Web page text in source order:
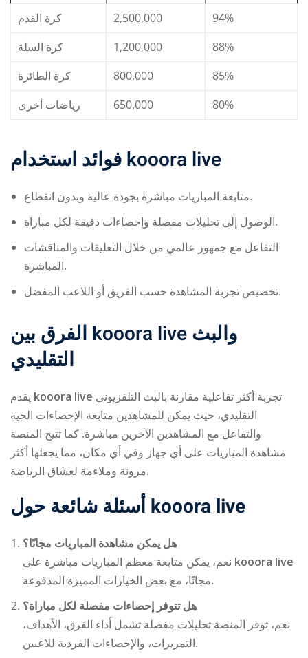
كرة القدم
2,500,000
94%
كرة السلة
1,200,000
88%
كرة الطائرة
800,000
85%
رياضات أخرى
650,000 80%
kooora live
متابعة المباريات مباشرة بجودة عالية وبدون انقطاع.
الوصول إلى تحليلات مفصلة وإحصاءات دقيقة لكل مباراة.
التفاعل مع جمهور عالمي من خلال التعليقات والمناقشات
المباشرة.
تخصيص تجربة المشاهدة حسب الفريق أو اللاعب المفضل.
kooora live
التقليدي
kooora live
التقليدي، حيث يمكن للمشاهدين متابعة الإحصاءات الحية
والتفاعل مع المشاهدين الآخرين مباشرة. كما تتيح المنصة
مشاهدة المباريات على أي جهاز وفي أي مكان، مما يجعلها أكثر
مرونة وملاءمة لعشاق الرياضة.
kooora live
هل يمكن مشاهدة المباريات مجانًا؟
kooora live
مجانًا، مع بعض الخيارات المميزة المدفوعة.
هل تتوفر إحصاءات مفصلة لكل مباراة؟
نعم، توفر المنصة تحليلات مفصلة تشمل أداء الفرق، الأهداف،
التمريرات، والإحصاءات الفردية للاعبين.